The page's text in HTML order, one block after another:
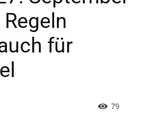
für
79